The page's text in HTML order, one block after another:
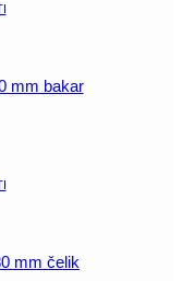
mm bakar
mm čelik